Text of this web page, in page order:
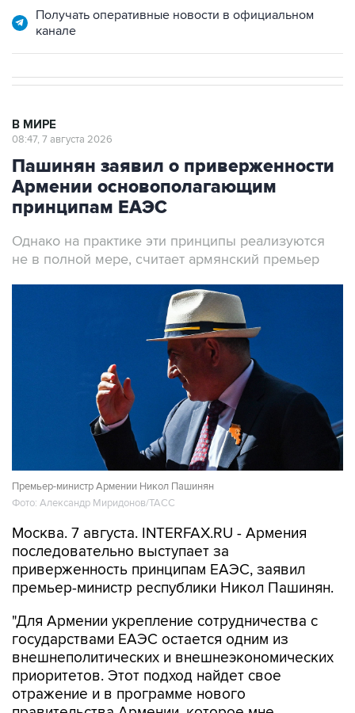
Пашинян заявил о приверженности
Армении основополагающим
принципам ЕАЭС
Однако на практике эти принципы реализуются
Премьер-министр Армении Никол Пашинян
Фото: Александр Миридонов/ТАСС
Москва. 7 августа. INTERFAX.RU - Армения
приверженность принципам ЕАЭС, заявил
премьер-министр республики Никол Пашинян.
"Для Армении укрепление сотрудничества с
внешнеполитических и внешнеэкономических
приоритетов. Этот подход найдет свое
отражение и в программе нового
правительства Армении, которое мне
доверено возглавить", - сказал Пашинян на